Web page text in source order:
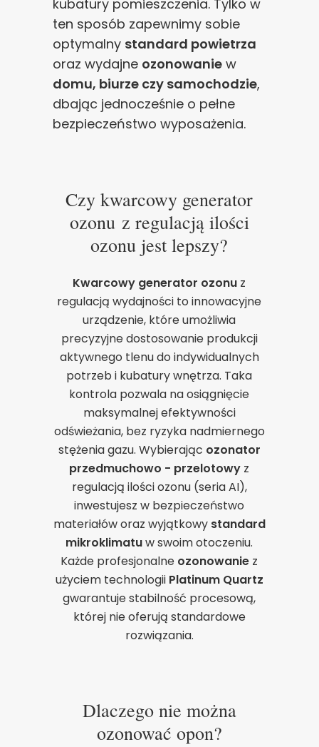
kubatury pomieszczenia. Tylko w
ten sposób zapewnimy sobie
optymalny standard powietrza
oraz wydajne ozonowanie w
domu, biurze czy samochodzie,
dbając jednocześnie o pełne
bezpieczeństwo wyposażenia.
Czy kwarcowy generator
ozonu z regulacją ilości
ozonu jest lepszy?
Kwarcowy generator ozonu z
regulacją wydajności to innowacyjne
urządzenie, które umożliwia
precyzyjne dostosowanie produkcji
aktywnego tlenu do indywidualnych
potrzeb i kubatury wnętrza. Taka
kontrola pozwala na osiągnięcie
maksymalnej efektywności
odświeżania, bez ryzyka nadmiernego
stężenia gazu. Wybierając ozonator
przedmuchowo - przelotowy z
regulacją ilości ozonu (seria AI),
inwestujesz w bezpieczeństwo
materiałów oraz wyjątkowy standard
mikroklimatuw swoim otoczeniu.
Każde profesjonalne ozonowanie z
użyciem technologii Platinum Quartz
gwarantuje stabilność procesową,
której nie oferują standardowe
rozwiązania.
Dlaczego nie można
ozonować opon?